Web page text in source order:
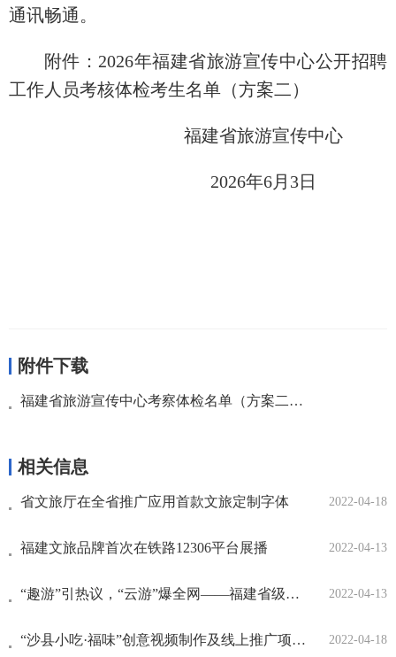
通讯畅通。
附件：2026年福建省旅游宣传中心公开招聘
工作人员考核体检考生名单（方案二）
福建省旅游宣传中心
2026年6月3日
附件下载
福建省旅游宣传中心考察体检名单（方案二）.xlsx
相关信息
2022-04-18
省文旅厅在全省推广应用首款文旅定制字体
2022-04-13
福建文旅品牌首次在铁路12306平台展播
2022-04-13
“趣游”引热议，“云游”爆全网——福建省级文旅新媒体传播力3月位居全国第三
2022-04-18
“沙县小吃·福味”创意视频制作及线上推广项目比选公告